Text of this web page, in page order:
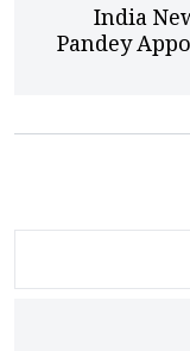
India
Pandey